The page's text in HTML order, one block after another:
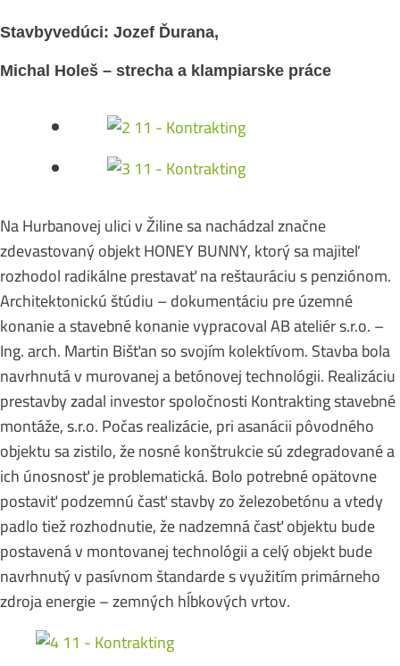
Stavbyvedúci: Jozef Ďurana,
Michal Holeš – strecha a klampiarske práce
Na Hurbanovej ulici v Žiline sa nachádzal značne
zdevastovaný objekt HONEY BUNNY, ktorý sa majiteľ
rozhodol radikálne prestavať na reštauráciu s penziónom.
Architektonickú štúdiu – dokumentáciu pre územné
konanie a stavebné konanie vypracoval AB ateliér s.r.o. –
Ing. arch. Martin Bišťan so svojím kolektívom. Stavba bola
navrhnutá v murovanej a betónovej technológii. Realizáciu
prestavby zadal investor spoločnosti Kontrakting stavebné
montáže, s.r.o. Počas realizácie, pri asanácii pôvodného
objektu sa zistilo, že nosné konštrukcie sú zdegradované a
ich únosnosť je problematická. Bolo potrebné opätovne
postaviť podzemnú časť stavby zo železobetónu a vtedy
padlo tiež rozhodnutie, že nadzemná časť objektu bude
postavená v montovanej technológii a celý objekt bude
navrhnutý v pasívnom štandarde s využitím primárneho
zdroja energie – zemných hĺbkových vrtov.